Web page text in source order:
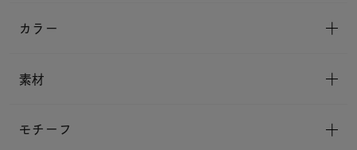
カラー
素材
モチーフ